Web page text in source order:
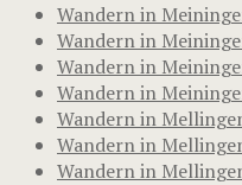
Wandern in
Wandern in
Wandern in
Wandern in
Wandern in
Wandern in
Wandern in